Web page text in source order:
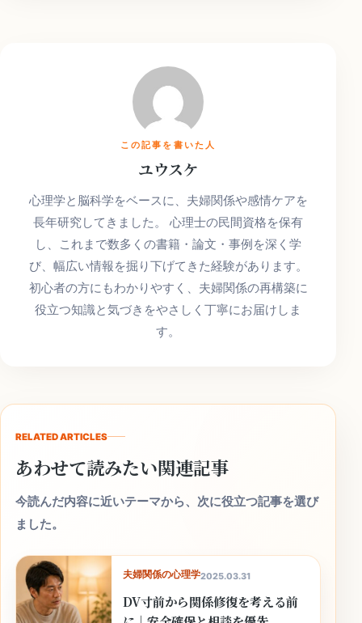
この記事を書いた人
ユウスケ
心理学と脳科学をベースに、夫婦関係や感情ケアを
長年研究してきました。 心理士の民間資格を保有
し、これまで数多くの書籍・論文・事例を深く学
び、幅広い情報を掘り下げてきた経験があります。
初心者の方にもわかりやすく、夫婦関係の再構築に
役立つ知識と気づきをやさしく丁寧にお届けしま
す。
RELATED ARTICLES
あわせて読みたい関連記事
今読んだ内容に近いテーマから、次に役立つ記事を選び
ました。
夫婦関係の心理学2025.03.31
DV寸前から関係修復を考える前